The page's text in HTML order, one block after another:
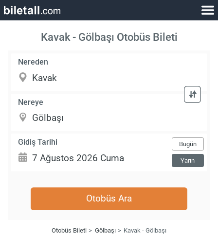
Kavak - Gölbaşı Otobüs Bileti
Nereden
Nereye
Gidiş Tarihi Bugün
Yarın
Otobüs Ara
Otobüs Bileti Gölbaşı Kavak - Gölbaşı